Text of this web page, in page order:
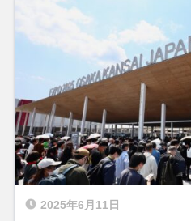
2025年6月11日